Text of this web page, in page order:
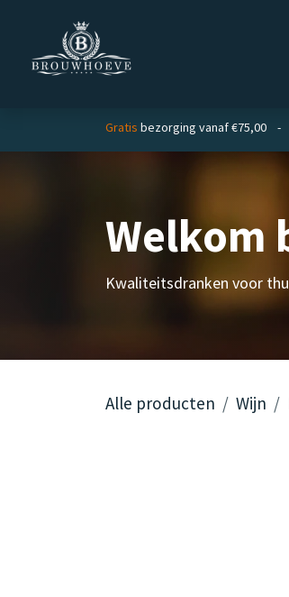
Gratis bezorging vanaf €75,00
Welkom
Kwaliteitsdranken voor
Alle producten Wijn